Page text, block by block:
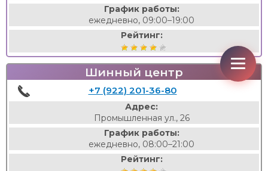
График работы:
ежедневно, 09:00–19:00
Рейтинг:
Шинный центр
+7 (922) 201-36-80
Адрес:
Промышленная ул., 26
График работы:
ежедневно, 08:00–21:00
Рейтинг: